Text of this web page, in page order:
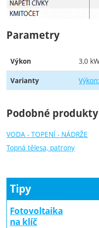
Parametry
Výkon 3,0
Varianty
Podobné
VODA - TOPENÍ - NÁDRŽE
Topná tělesa, patrony
Tipy
Fotovoltaika
na klíč